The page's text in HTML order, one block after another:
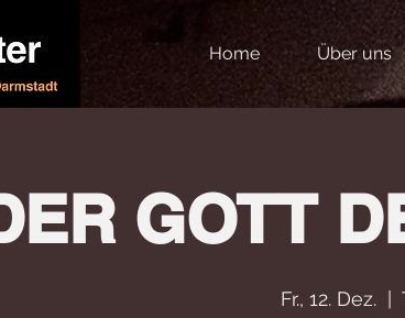
Home Über uns
GOTT
Fr., 12. Dez.
  |